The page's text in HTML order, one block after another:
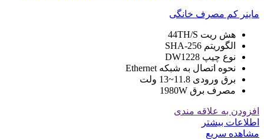
ماینر کم مصرف خانگی
هش ریت 44TH/S
الگوریتم SHA-256
نوع چیپ DW1228
نحوه اتصال به شبکه Ethernet
برق ورودی 11.8~13 ولت
مصرف برق 1980W
افزودن به علاقه مندی
اطلاعات بیشتر
مشاهده سریع